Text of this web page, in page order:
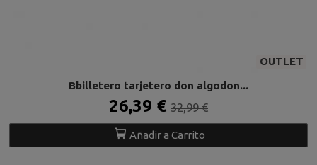
OUTLET
Bbilletero tarjetero don algodon...
26,39 € 32,99 €
Añadir a Carrito